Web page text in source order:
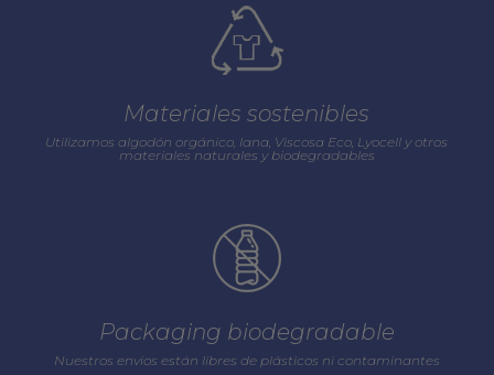
Materiales sostenibles
Utilizamos algodón orgánico, lana, Viscosa Eco, Lyocell y otros
materiales naturales y biodegradables
Packaging biodegradable
Nuestros envios están libres de plásticos ni contaminantes